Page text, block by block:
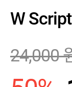
W
24,000